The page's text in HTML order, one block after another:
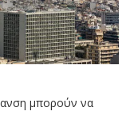
μπορούν να